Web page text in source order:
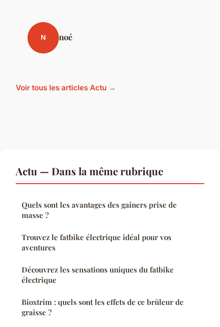
N noé
Voir tous les articles Actu →
Actu — Dans la même rubrique
Quels sont les avantages des gainers prise de
masse ?
Trouvez le fatbike électrique idéal pour vos
aventures
Découvrez les sensations uniques du fatbike
électrique
Bioxtrim : quels sont les effets de ce brûleur de
graisse ?